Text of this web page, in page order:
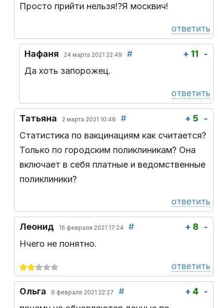
Просто прийти нельзя!?Я москвич!
ответить
Нафаня 24 марта 2021 22:49 # + 11
-
Да хоть запорожец.
ответить
Татьяна 2 марта 2021 10:46 # + 5
-
Статистика по вакцинациям как считается?
Только по городским поликлиникам? Она
включает в себя платные и ведомственные
поликлиники?
ответить
Леонид 16 февраля 2021 17:24 # + 8
-
Нчего не понятно.
ответить
Ольга 6 февраля 2021 22:27 # + 4
-